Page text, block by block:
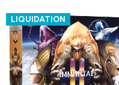
LIQUIDATION